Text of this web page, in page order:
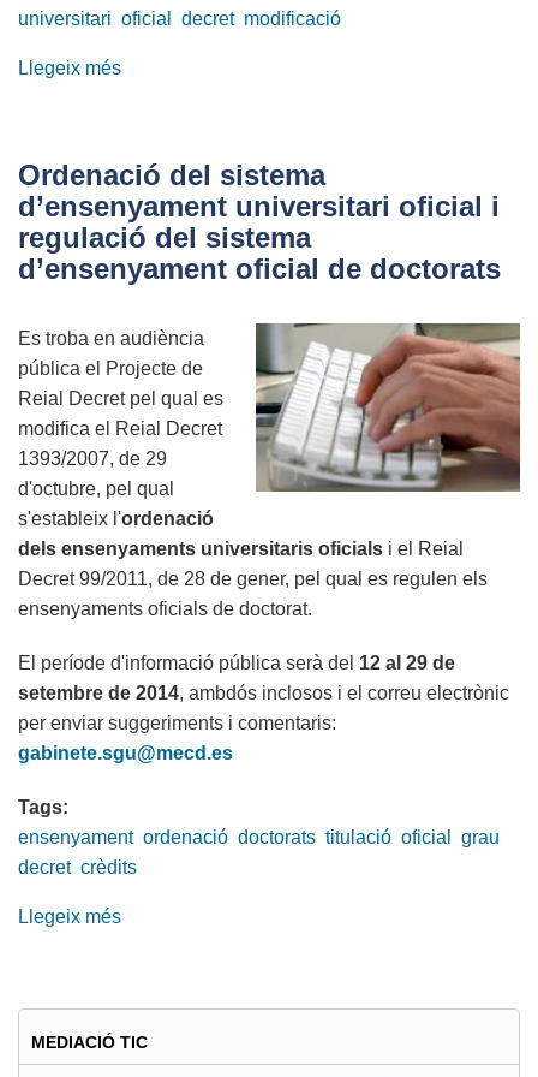
universitari oficial decret modificació
Llegeix més
el
CCII
presenten
al·legacions
l'ordenació
dels
ensenyaments
universitaris
Ordenació del sistema
d’ensenyament universitari oficial i
regulació del sistema
d’ensenyament oficial de doctorats
Es troba en audiència
pública el Projecte de
Reial Decret pel qual es
modifica el Reial Decret
1393/2007, de 29
d'octubre, pel qual
s'estableix l'ordenació
dels ensenyaments universitaris oficials i el Reial
Decret 99/2011, de 28 de gener, pel qual es regulen els
ensenyaments oficials de doctorat.
El període d'informació pública serà del 12 al 29 de
setembre de 2014, ambdós inclosos i el correu electrònic
per enviar suggeriments i comentaris:
gabinete.sgu@mecd.es
Tags:
ensenyament ordenació doctorats titulació oficial
grau
decret crèdits
Llegeix més
sistema
d’ensenyament
universitari
MEDIACIÓ TIC